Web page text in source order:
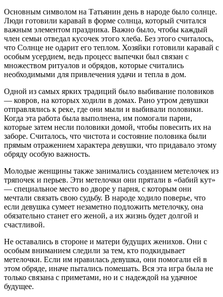
Основным символом на Татьянин день в народе было солнце.
Люди готовили каравай в форме солнца, который считался
важным элементом праздника. Важно было, чтобы каждый
член семьи отведал кусочек этого хлеба. Без этого считалось,
что Солнце не одарит его теплом. Хозяйки готовили каравай с
особым усердием, ведь процесс выпечки был связан с
множеством ритуалов и обрядов, которые считались
необходимыми для привлечения удачи и тепла в дом.
Одной из самых ярких традиций было выбивание половиков
— ковров, на которых ходили в домах. Рано утром девушки
отправлялись к реке, где они мыли и выбивали половики.
Когда эта работа была выполнена, им помогали парни,
которые затем несли половики домой, чтобы повесить их на
заборе. Считалось, что чистота и состояние половика были
прямым отражением характера девушки, что придавало этому
обряду особую важность.
Молодые женщины также занимались созданием метелочек из
тряпочек и перьев. Эти метелочки они прятали в «бабий кут»
— специальное место во дворе у парня, с которым они
мечтали связать свою судьбу. В народе ходило поверье, что
если девушка сумеет незаметно подложить метелочку, она
обязательно станет его женой, а их жизнь будет долгой и
счастливой.
Не оставались в стороне и матери будущих женихов. Они с
особым вниманием следили за тем, кто подкидывает
метелочки. Если им нравилась девушка, они помогали ей в
этом обряде, иначе пытались помешать. Вся эта игра была не
только связана с приметами, но и с надеждой на удачное
будущее.